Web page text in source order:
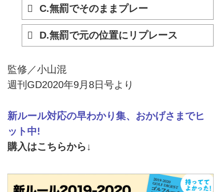
C.無罰でそのままプレー
D.無罰で元の位置にリプレース
監修／小山混
週刊GD2020年9月8日号より
新ルール対応の早わかり集、おかげさまでヒ
ット中!
購入はこちらから↓